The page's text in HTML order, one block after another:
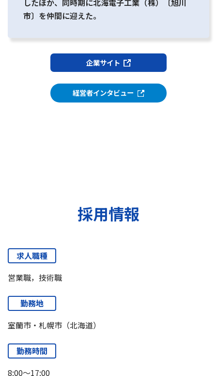
したほか、同時期に北海電子工業（株）〔旭川
市〕を仲間に迎えた。
企業サイト
経営者インタビュー
採用情報
求人職種
営業職，技術職
勤務地
室蘭市・札幌市（北海道）
勤務時間
8:00～17:00